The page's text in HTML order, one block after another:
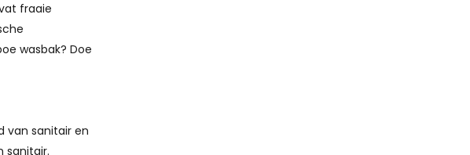
fraaie
wasbak? Doe
van sanitair en
sanitair.